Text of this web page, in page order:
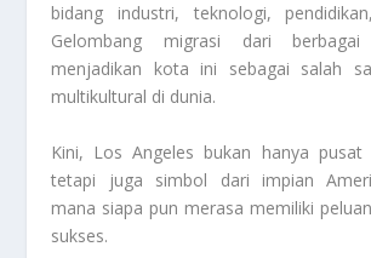
bidang industri, teknologi,
Gelombang migrasi dari
menjadikan kota ini sebagai salah
multikultural di dunia.
Kini, Los Angeles bukan hanya pusat
tetapi juga simbol dari impian
mana siapa pun merasa memiliki
sukses.